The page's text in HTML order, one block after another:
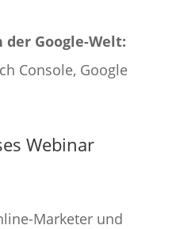
der Google-Welt:
Console, Google
Webinar
Marketer und